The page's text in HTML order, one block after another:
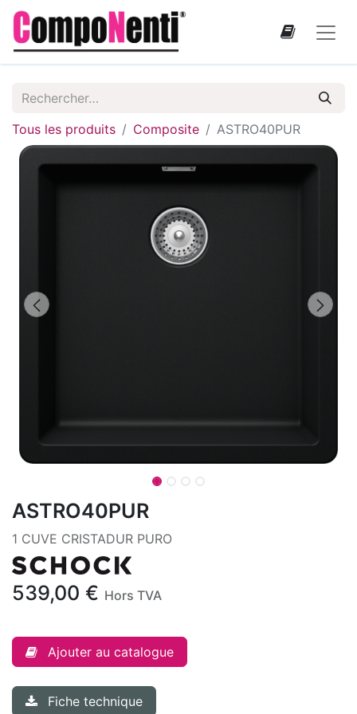
Tous les produits Composite ASTRO40PUR
ASTRO40PUR
1 CUVE CRISTADUR PURO
539,00 € Hors TVA
Ajouter au catalogue
Fiche technique